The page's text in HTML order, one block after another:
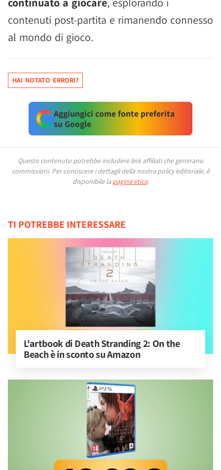
contenuti post-partita e rimanendo connesso
al mondo di gioco.
HAI NOTATO ERRORI?
Aggiungici come fonte preferita
su Google
Questo contenuto potrebbe includere link affiliati che generano
commissioni. Per conoscere i dettagli della nostra policy editoriale, è
disponibile la pagina etica.
TI POTREBBE INTERESSARE
L'artbook di Death Stranding 2: On the
Beach è in sconto su Amazon